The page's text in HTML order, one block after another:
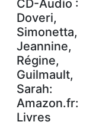
CD-Audio :
Doveri,
Simonetta,
Jeannine,
Régine,
Guilmault,
Sarah:
Amazon.fr:
Livres